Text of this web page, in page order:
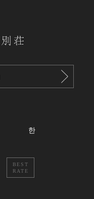
한
BEST
RATE